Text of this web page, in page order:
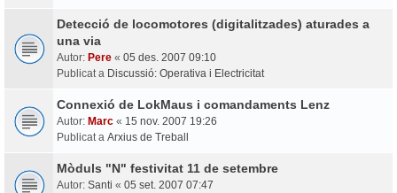
Detecció de locomotores (digitalitzades) aturades a
una via
Autor: Pere « 05 des. 2007 09:10
Publicat a Discussió: Operativa i Electricitat
Connexió de LokMaus i comandaments Lenz
Autor: Marc « 15 nov. 2007 19:26
Publicat a Arxius de Treball
Mòduls "N" festivitat 11 de setembre
Autor: Santi « 05 set. 2007 07:47